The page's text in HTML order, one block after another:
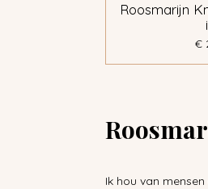
Roosmarijn
€
Ik hou van